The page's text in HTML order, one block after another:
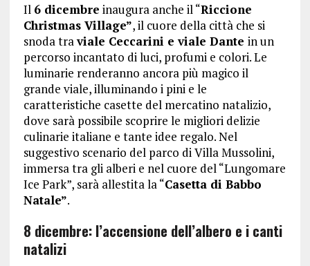
Il 6 dicembre inaugura anche il “Riccione
Christmas Village”, il cuore della città che si
snoda traviale Ceccarini e viale Dante in un
percorso incantato di luci, profumi e colori. Le
luminarie renderanno ancora più magico il
grande viale, illuminando i pini e le
caratteristiche casette del mercatino natalizio,
dove sarà possibile scoprire le migliori delizie
culinarie italiane e tante idee regalo. Nel
suggestivo scenario del parco di Villa Mussolini,
immersa tra gli alberi e nel cuore del “Lungomare
Ice Park”, sarà allestita la “Casetta di Babbo
Natale”.
8 dicembre: l’accensione dell’albero e i canti
natalizi